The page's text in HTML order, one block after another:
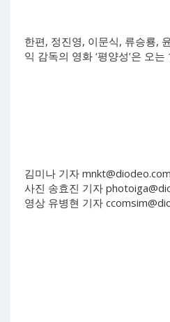
한편, 정진영, 이문식, 류승룡,
익 감독의 영화 ‘평양성’은 오
김미나 기자 mnkt@diodeo.com
사진 송효진 기자
영상 유병현 기자